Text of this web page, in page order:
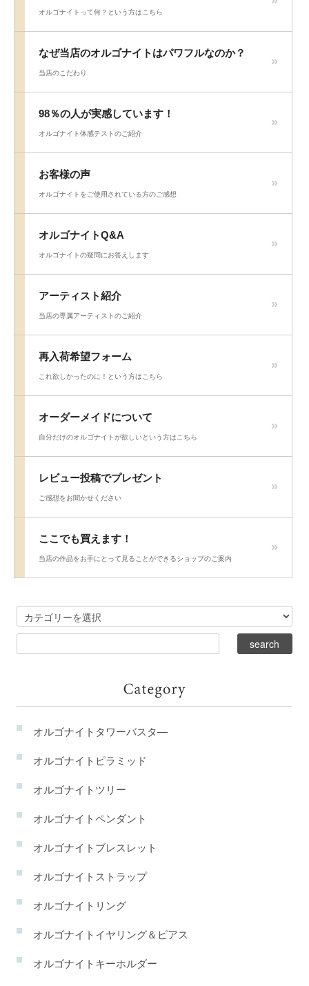
オルゴナイトって何？という方はこちら
なぜ当店のオルゴナイトはパワフルなのか？
当店のこだわり
98％の人が実感しています！
オルゴナイト体感テストのご紹介
お客様の声
オルゴナイトをご使用されている方のご感想
オルゴナイトQ&A
オルゴナイトの疑問にお答えします
アーティスト紹介
当店の専属アーティストのご紹介
再入荷希望フォーム
これ欲しかったのに！という方はこちら
オーダーメイドについて
自分だけのオルゴナイトが欲しいという方はこちら
レビュー投稿でプレゼント
ご感想をお聞かせください
ここでも買えます！
当店の作品をお手にとって見ることができるショップのご案内
オルゴナイトタワーバスタ―
オルゴナイトピラミッド
オルゴナイトツリー
オルゴナイトペンダント
オルゴナイトブレスレット
オルゴナイトストラップ
オルゴナイトリング
オルゴナイトイヤリング＆ピアス
オルゴナイトキーホルダー